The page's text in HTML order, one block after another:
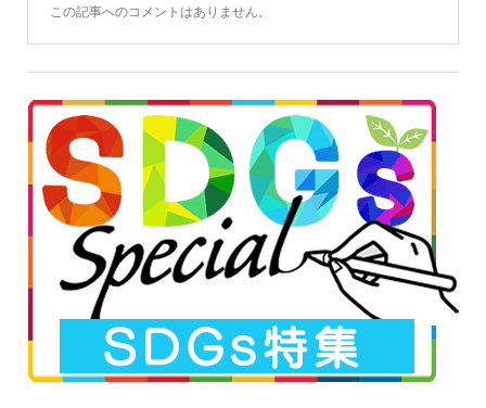
この記事へのコメントはありません。